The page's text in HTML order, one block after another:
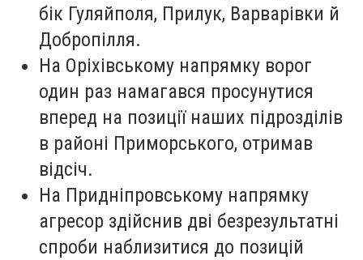
бік Гуляйполя, Прилук, Варварівки й
Добропілля.
На Оріхівському напрямку ворог
один раз намагався просунутися
вперед на позиції наших підрозділів
в районі Приморського, отримав
відсіч.
На Придніпровському напрямку
агресор здійснив дві безрезультатні
спроби наблизитися до позицій